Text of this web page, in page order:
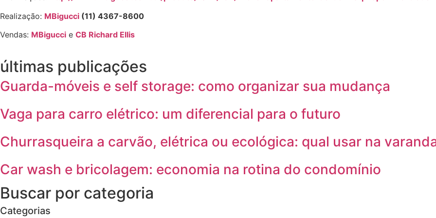
Realização: MBigucci (11) 4367-8600
Vendas: MBigucci e CB Richard Ellis
últimas publicações
Guarda-móveis e self storage: como organizar sua mudança
Vaga para carro elétrico: um diferencial para o futuro
Churrasqueira a carvão, elétrica ou ecológica: qual usar na
Car wash e bricolagem: economia na rotina do condomínio
Buscar por categoria
Categorias